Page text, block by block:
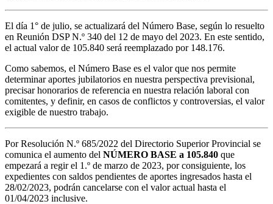
El día 1° de julio, se actualizará del Número Base, según lo resuelto
en Reunión DSP N.º 340 del 12 de mayo del 2023. En este sentido,
el actual valor de 105.840 será reemplazado por 148.176.
Como sabemos, el Número Base es el valor que nos permite
determinar aportes jubilatorios en nuestra perspectiva previsional,
precisar honorarios de referencia en nuestra relación laboral con
comitentes, y definir, en casos de conflictos y controversias, el valor
exigible de nuestro trabajo.
Por Resolución N.º 685/2022 del Directorio Superior Provincial se
comunica el aumento del NÚMERO BASE a 105.840 que
empezará a regir el 1.º de marzo de 2023, por consiguiente, los
expedientes con saldos pendientes de aportes ingresados hasta el
28/02/2023, podrán cancelarse con el valor actual hasta el
01/04/2023 inclusive.